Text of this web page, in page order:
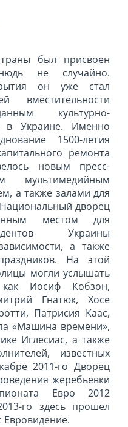
был присвоен
не случайно.
он уже стал
культурно-
в Украине. Именно
1500-летия
ремонта
новым пресс-
мультимедийным
а также залами для
дворец
местом для
Украины
а также
На этой
могли услышать
Иосиф Кобзон,
Гнатюк, Хосе
Патрисия Каас,
«Машина времени»,
Иглесиас, а также
известных
2011-го Дворец
жеребьевки
Евро 2012
го здесь прошел
Евровидение.